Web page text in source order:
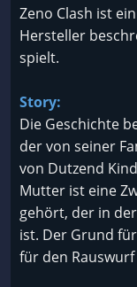
Zeno Clash ist
Hersteller
spielt.
Story:
Die Geschichte
der von seiner
von Dutzend
Mutter ist eine
gehört, der in
ist. Der Grund
für den